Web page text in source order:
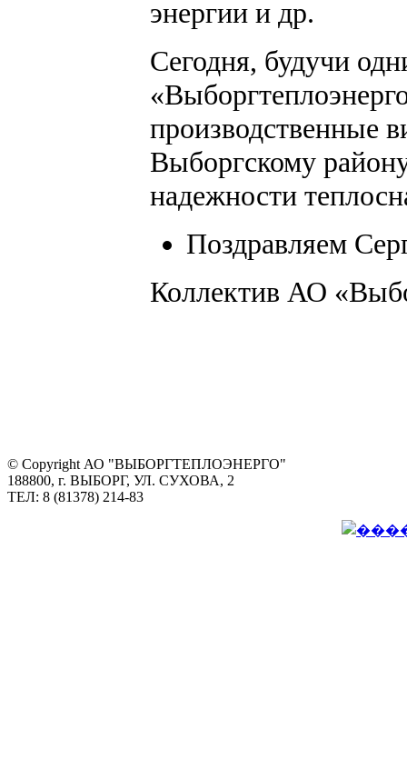
энергии и др.
Сегодня, будучи
производственные
Выборгскому
надежности
Поздравляем
Коллектив АО
© Copyright АО "ВЫБОРГТЕПЛОЭНЕРГО"
188800, г. ВЫБОРГ, УЛ. СУХОВА, 2
ТЕЛ: 8 (81378) 214-83